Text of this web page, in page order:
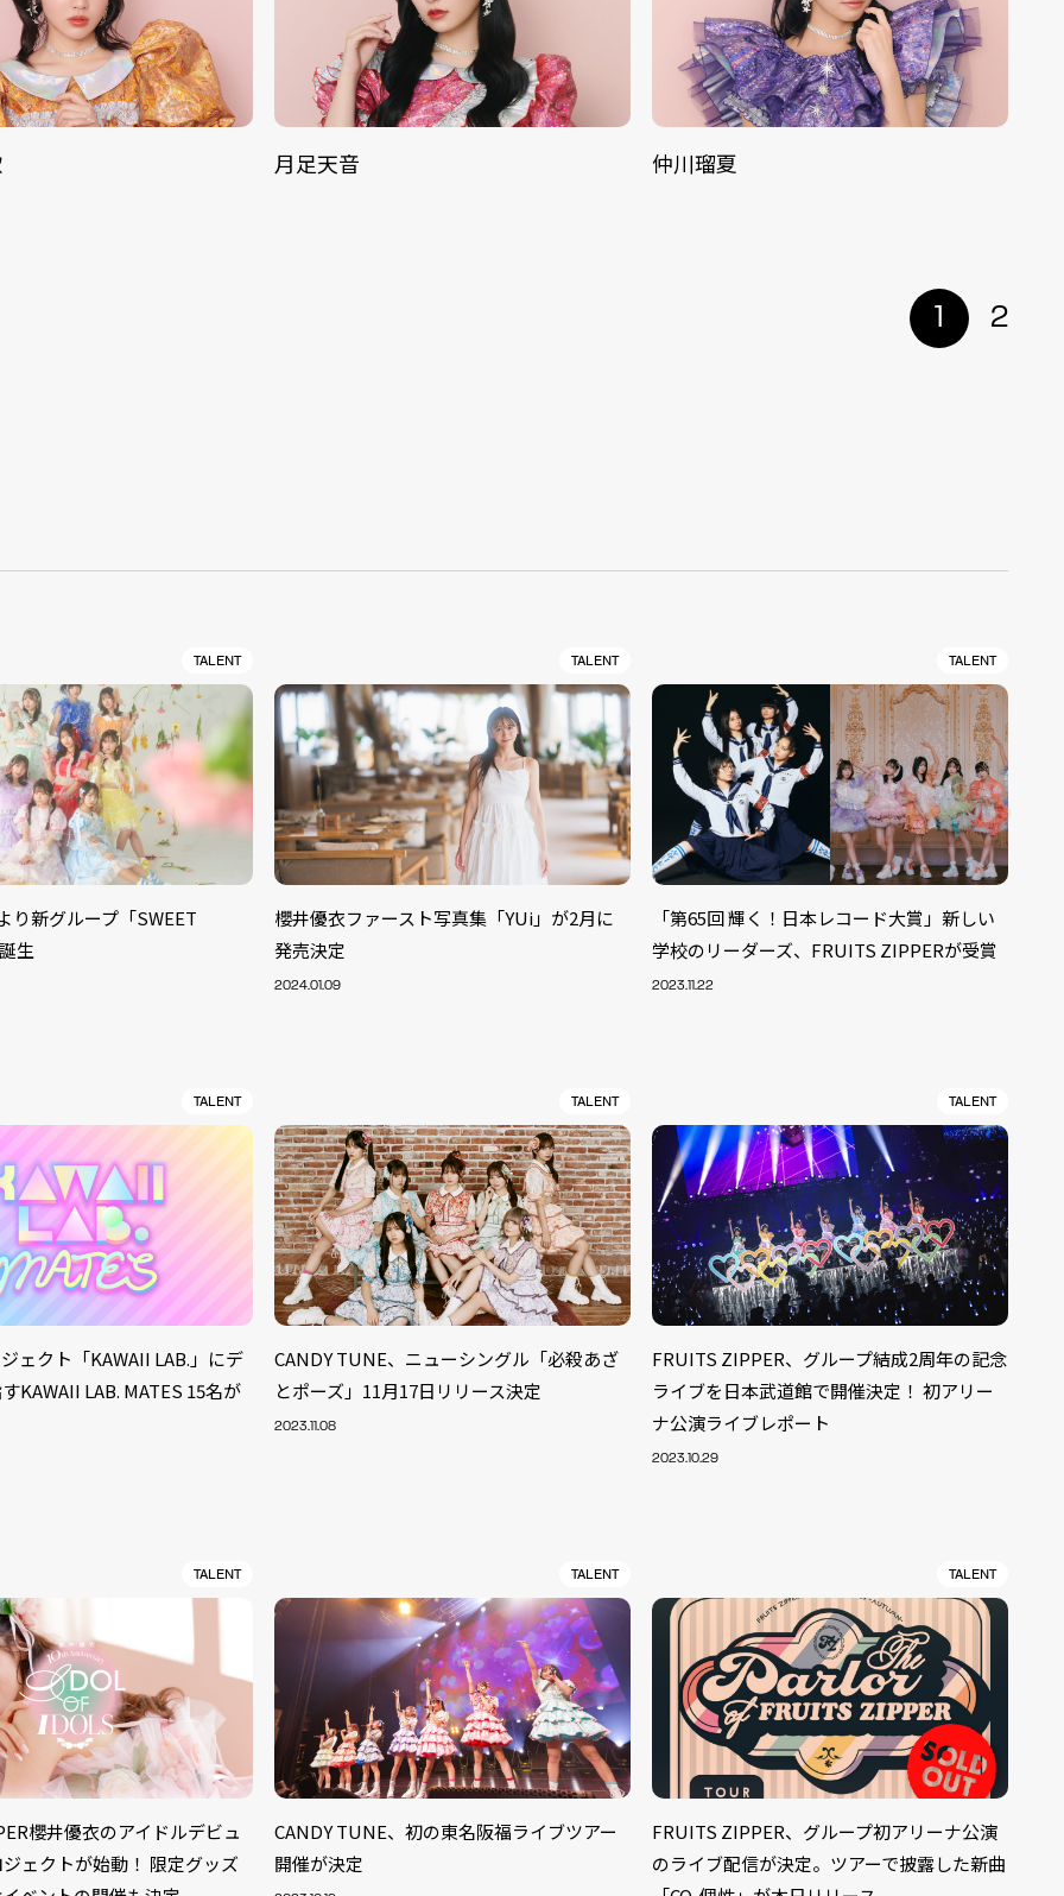
月足天音 仲川瑠夏
1 2
TALENT
り新グループ「SWEET
生
TALENT
櫻井優衣ファースト写真集「YUi」が2月に
発売決定
2024.01.09
TALENT
「第65回 輝く！日本レコード大賞」新しい
学校のリーダーズ、FRUITS ZIPPERが受賞
2023.11.22
TALENT
ェクト「KAWAII LAB.」にデ
KAWAII LAB. MATES 15名が
TALENT
CANDY TUNE、ニューシングル「必殺あざ
とポーズ」11月17日リリース決定
2023.11.08
TALENT
FRUITS ZIPPER、グループ結成2周年の記念
ライブを日本武道館で開催決定！ 初アリー
ナ公演ライブレポート
2023.10.29
TALENT
櫻井優衣のアイドルデビュ
ェクトが始動！ 限定グッズ
TALENT
CANDY TUNE、初の東名阪福ライブツアー
開催が決定
TALENT
FRUITS ZIPPER、グループ初アリーナ公演
のライブ配信が決定。ツアーで披露した新曲
ARTIST 40 MODEL/TALENT
29